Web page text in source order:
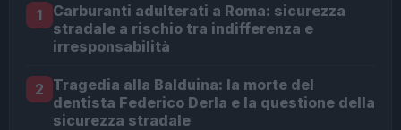
1
Carburanti adulterati a Roma: sicurezza
stradale a rischio tra indifferenza e
irresponsabilità
2 Tragedia alla Balduina: la morte del
dentista Federico Derla e la questione della
sicurezza stradale